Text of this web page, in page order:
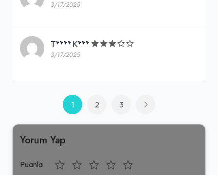
3/17/2025
T**** K***
3/17/2025
1 2 3
Yorum Yap
Puanla